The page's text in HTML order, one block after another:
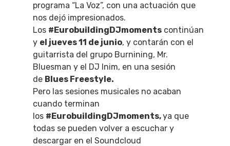
programa “La Voz”, con una actuación que
nos dejó impresionados.
Los #EurobuildingDJmoments continúan
y el jueves 11 de junio, y contarán con el
guitarrista del grupo Burnining, Mr.
Bluesman y el DJ Inim, en una sesión
de Blues Freestyle.
Pero las sesiones musicales no acaban
cuando terminan
los #EurobuildingDJmoments,ya que
todas se pueden volver a escuchar y
descargar en el Soundcloud